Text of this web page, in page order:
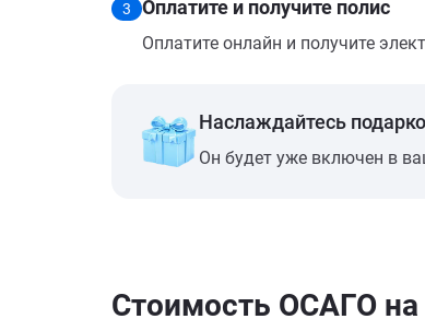
3 Оплатите и получите полис
Оплатите онлайн и получите
Наслаждайтесь
Он будет уже включен в
Стоимость ОСАГО на